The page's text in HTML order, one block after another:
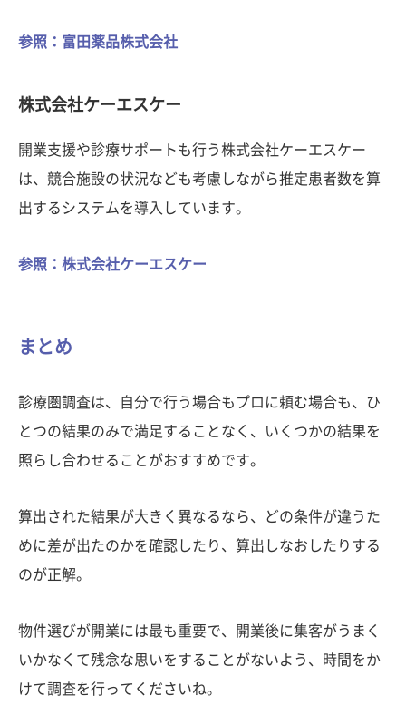
参照：富田薬品株式会社
株式会社ケーエスケー
開業支援や診療サポートも行う株式会社ケーエスケー
は、競合施設の状況なども考慮しながら推定患者数を算
出するシステムを導入しています。
参照：株式会社ケーエスケー
まとめ
診療圏調査は、自分で行う場合もプロに頼む場合も、ひ
とつの結果のみで満足することなく、いくつかの結果を
照らし合わせることがおすすめです。
算出された結果が大きく異なるなら、どの条件が違うた
めに差が出たのかを確認したり、算出しなおしたりする
のが正解。
物件選びが開業には最も重要で、開業後に集客がうまく
いかなくて残念な思いをすることがないよう、時間をか
けて調査を行ってくださいね。